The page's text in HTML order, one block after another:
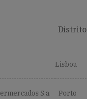
Distrito
Lisboa
S.a. Porto